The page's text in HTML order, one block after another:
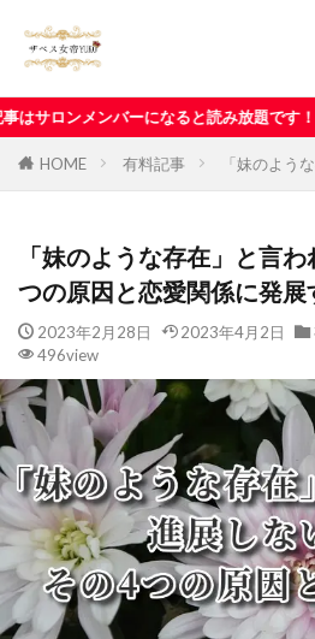
ると読み放題です！
HOME 有料記事 「妹のよう
「妹のような存在」と言
つの原因と恋愛関係に発展
2023年2月28日 2023年4月2日
496view